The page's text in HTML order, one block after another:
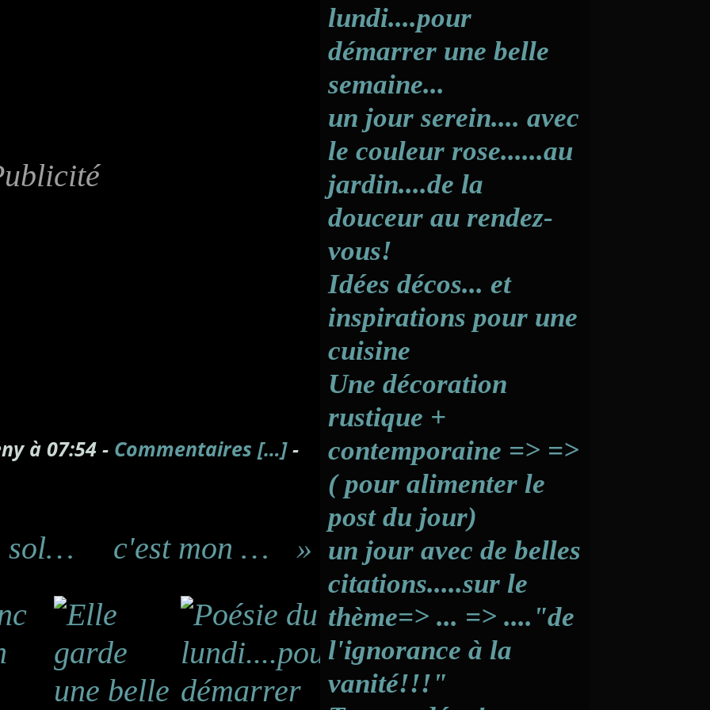
à 07:54 - Commentaires […]-
Pluie et ensuite soleil un duo qui nous offre une merveille c'est mon dada..."un jour...un rêve!"
lundi....pour
démarrer une belle
semaine...
un jour serein.... avec
le couleur rose......au
jardin....de la
douceur au rendez-
vous!
Idées décos... et
inspirations pour une
cuisine
Une décoration
rustique +
contemporaine => =>
( pour alimenter le
post du jour)
un jour avec de belles
citations.....sur le
thème=> ... => ...."de
l'ignorance à la
vanité!!!"